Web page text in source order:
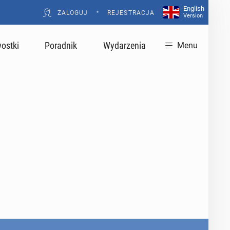
ZALOGUJ • REJESTRACJA
English
Version
Poradnik Wydarzenia Menu